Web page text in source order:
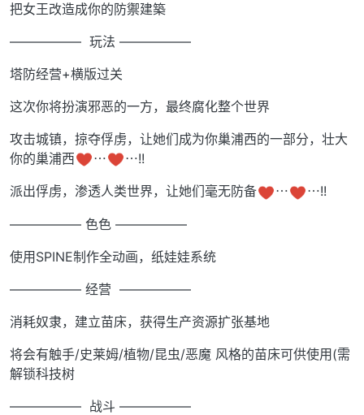
把女王改造成你的防禦建築
—————– 玩法 —————–
塔防经营+横版过关
这次你将扮演邪恶的一方，最终腐化整个世界
攻击城镇，掠夺俘虏，让她们成为你巢浦西的一部分，壮大
你的巢浦西
⋯ ⋯!!
派出俘虏，渗透人类世界，让她们毫无防备 ⋯ ⋯!!
—————– 色色 —————–
使用SPINE制作全动画，纸娃娃系统
—————– 经营 —————–
消耗奴隶，建立苗床，获得生产资源扩张基地
将会有触手/史莱姆/植物/昆虫/恶魔 风格的苗床可供使用(需
解锁科技树
—————– 战斗 —————–